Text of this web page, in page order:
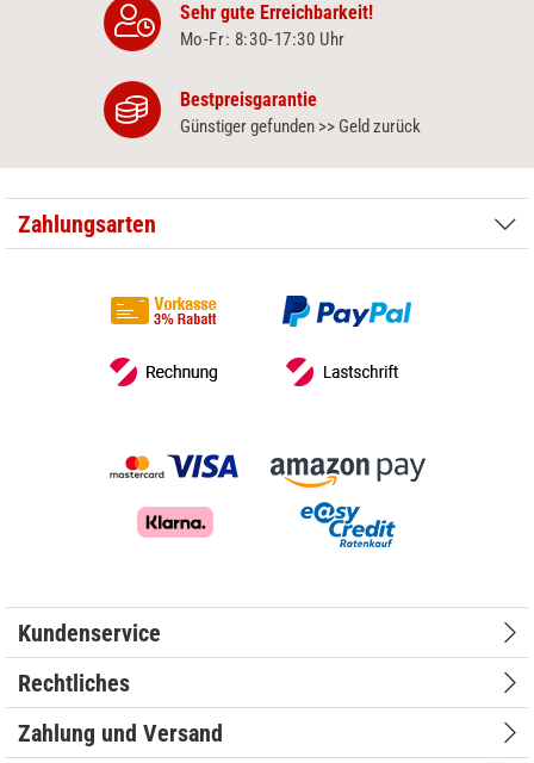
Sehr gute Erreichbarkeit!
Mo-Fr: 8:30‑17:30 Uhr
Bestpreisgarantie
Günstiger gefunden >> Geld zurück
Zahlungsarten
Kundenservice
Rechtliches
Zahlung und Versand